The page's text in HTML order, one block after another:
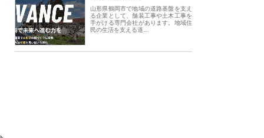
山形県鶴岡市で地域の道路基盤を支え
る企業として、舗装工事や土木工事を
手がける専門会社があります。地域住
民の生活を支える道…